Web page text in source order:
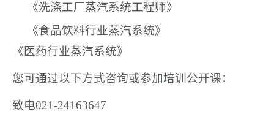
《洗涤工厂蒸汽系统工程师》
《食品饮料行业蒸汽系统》
《医药行业蒸汽系统》
您可通过以下方式咨询或参加培训公开课：
致电021-24163647